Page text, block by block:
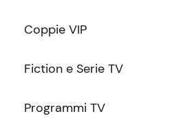
Coppie VIP
Fiction e Serie TV
Programmi TV